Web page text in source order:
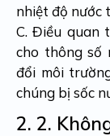
nhiệt độ nước
C. Điều quan
cho thông số
đổi môi
chúng bị sốc
2. 2.